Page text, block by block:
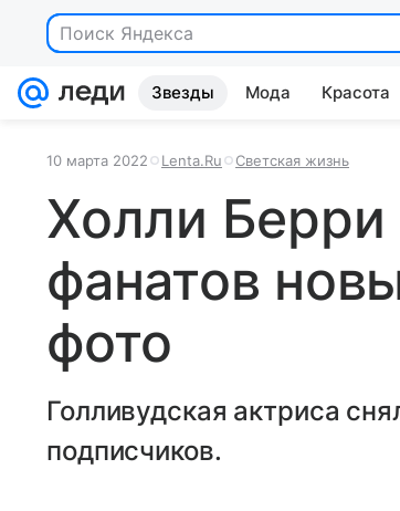
Поиск Яндекса
Звезды Мода Красота
10 марта 2022 Lenta.Ru Светская жизнь
Холли Берри
фанатов
фото
Голливудская актриса
подписчиков.